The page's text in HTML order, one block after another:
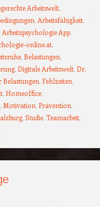
Arbeitswelt,
, Arbeitsfähigkeit,
Arbeitspsychologie App,
online.at,
, Belastungen,
, Digitale Arbeitswelt, Dr.
Belastungen, Fehlzeiten,
, Homeoffice,
, Motivation, Prävention,
, Studie, Teamarbeit,